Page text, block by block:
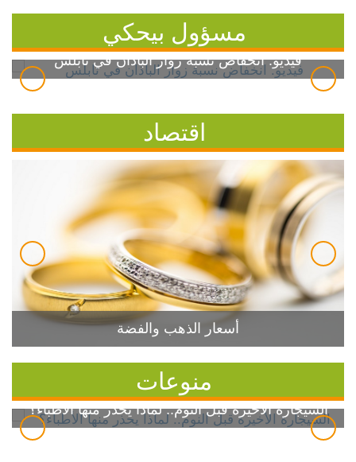
مسؤول بيحكي
فيديو: انخفاض نسبة زوار الباذان في نابلس
اقتصاد
أسعار الذهب والفضة
منوعات
السيجارة الأخيرة قبل النوم.. لماذا يحذر منها الأطباء؟